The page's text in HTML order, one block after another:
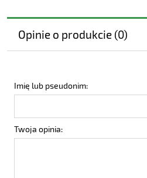
Opinie o produkcie (0)
Imię lub pseudonim:
Twoja opinia: